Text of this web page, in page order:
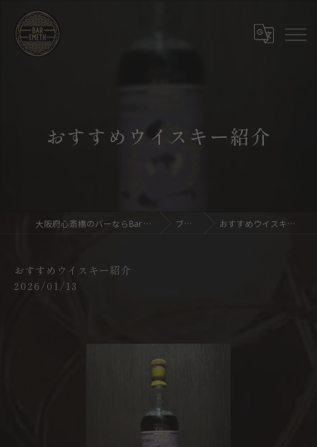
おすすめウイスキー紹介
大阪府心斎橋のバーならBar emeth ブログ おすすめウイスキー紹介
おすすめウイスキー紹介
2026/01/13